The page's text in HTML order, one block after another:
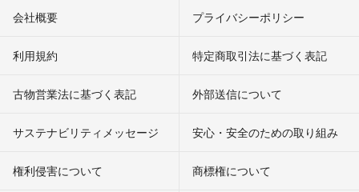
会社概要 プライバシーポリシー
利用規約 特定商取引法に基づく表記
古物営業法に基づく表記 外部送信について
サステナビリティメッセージ 安心・安全のための取り組み
権利侵害について
商標権について